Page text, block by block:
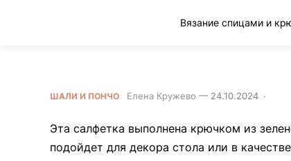
ШАЛИ И ПОНЧО Елена Кружево — 24.10.2024 ·
Эта салфетка выполнена крючком из
подойдет для декора стола или в